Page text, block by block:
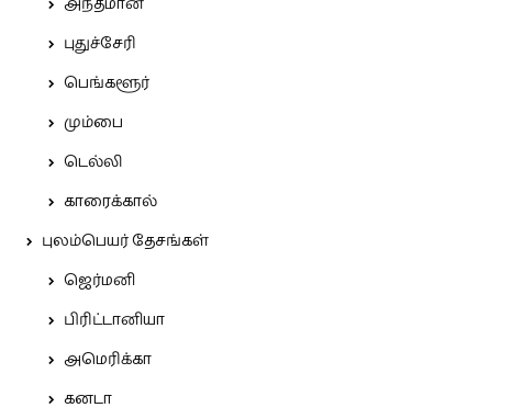
புதுச்சேரி
பெங்களூர்
மும்பை
டெல்லி
காரைக்கால்
புலம்பெயர் தேசங்கள்
ஜெர்மனி
பிரிட்டானியா
அமெரிக்கா
கனடா